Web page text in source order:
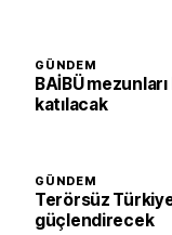
GÜNDEM
BAİBÜ
katılacak
GÜNDEM
Terörsüz
güçlendirecek